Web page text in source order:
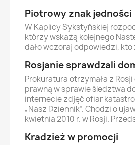
Piotrowy znak jedności
W Kaplicy Sykstyńskiej
którzy wskażą kolejnego
dało wczoraj odpowiedzi,
Rosjanie sprawdzali
Prokuratura otrzymała z
prawną w sprawie śledztwa
internecie zdjęć ofiar
„Nasz Dziennik”. Chodzi o
kwietnia 2010 r. w Rosji.
Kradzież w promocji